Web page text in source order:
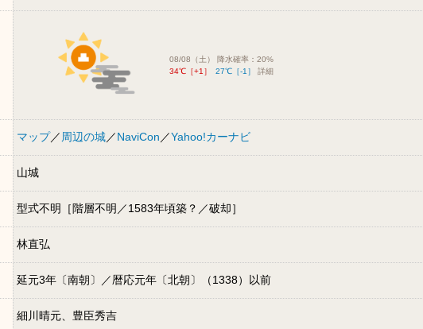
08/08（土） 降水確率：20%
34℃［+1］
27℃［-1］ 詳細
マップ／周辺の城／NaviCon／Yahoo!カーナビ
山城
型式不明［階層不明／1583年頃築？／破却］
林直弘
延元3年〔南朝〕／暦応元年〔北朝〕（1338）以前
細川晴元、豊臣秀吉